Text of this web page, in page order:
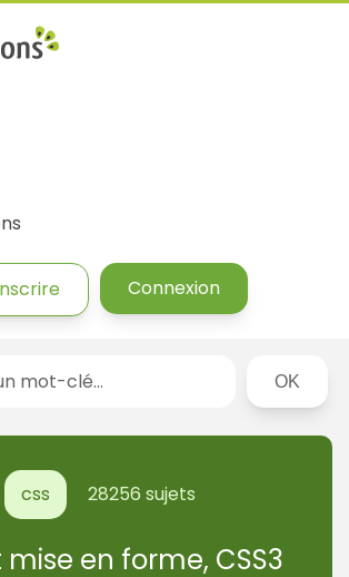
Connexion
Rechercher
css 28256 sujets
mise en forme, CSS3